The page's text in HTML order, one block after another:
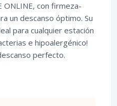
ONLINE, con firmeza-
un descanso óptimo. Su
para cualquier estación
e hipoalergénico!
perfecto.